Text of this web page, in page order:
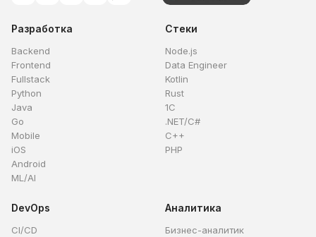
Разработка
Backend
Frontend
Fullstack
Python
Java
Go
Mobile
iOS
Android
ML/AI
Стеки
Node.js
Data Engineer
Kotlin
Rust
1C
.NET/C#
C++
PHP
DevOps
CI/CD
Аналитика
Бизнес-аналитик